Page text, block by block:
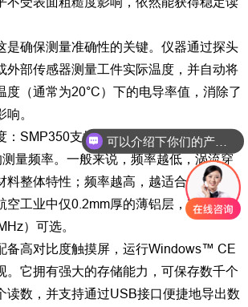
是确保测量准确性的关键。仪器通过探头
外部传感器测量工件实际温度，并自动将
度（通常为20°C）下的电导率值，消除了
。
：SMP350支持根据不同探头选择从15
量频率。一般来说，频率越低，涡流穿
料整体特性；频率越高，越适合测量薄层
空工业中仅0.2mm厚的薄铝层，有专用的
）可选。
备高对比度触摸屏，运行Windows™ CE
。它拥有强大的存储能力，可保存数千个
读数，并支持通过USB接口便捷地导出数
可以介绍下你们的产品么